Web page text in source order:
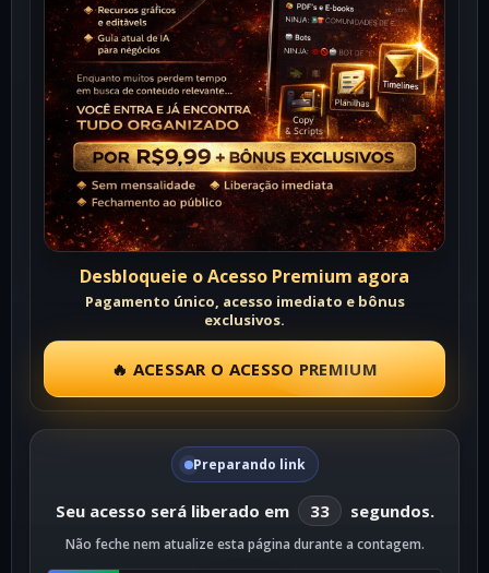
Desbloqueie o Acesso Premium agora
Pagamento único, acesso imediato e bônus
exclusivos.
🔥 ACESSAR O ACESSO PREMIUM
Preparando link
Seu acesso será liberado em 33 segundos.
Não feche nem atualize esta página durante a contagem.